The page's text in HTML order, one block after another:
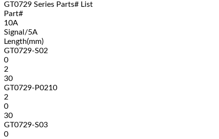
GT0729 Series Parts# List
Part#
10A
Signal/5A
Length(mm)
GT0729-S02
0
2
30
GT0729-P0210
2
0
30
GT0729-S03
0